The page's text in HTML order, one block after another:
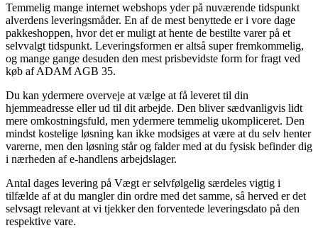
Temmelig mange internet webshops yder på nuværende tidspunkt
alverdens leveringsmåder. En af de mest benyttede er i vore dage
pakkeshoppen, hvor det er muligt at hente de bestilte varer på et
selvvalgt tidspunkt. Leveringsformen er altså super fremkommelig,
og mange gange desuden den mest prisbevidste form for fragt ved
køb af ADAM AGB 35.
Du kan ydermere overveje at vælge at få leveret til din
hjemmeadresse eller ud til dit arbejde. Den bliver sædvanligvis lidt
mere omkostningsfuld, men ydermere temmelig ukompliceret. Den
mindst kostelige løsning kan ikke modsiges at være at du selv henter
varerne, men den løsning står og falder med at du fysisk befinder dig
i nærheden af e-handlens arbejdslager.
Antal dages levering på Vægt er selvfølgelig særdeles vigtig i
tilfælde af at du mangler din ordre med det samme, så herved er det
selvsagt relevant at vi tjekker den forventede leveringsdato på den
respektive vare.